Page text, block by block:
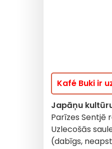
Kafé Buki ir
Japāņu
Parīzes Sentjē
Uzlecošās
(dabīgs,